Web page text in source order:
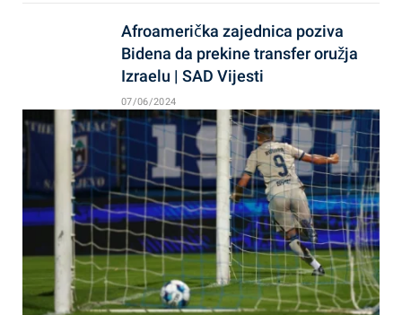
Afroamerička zajednica poziva
Bidena da prekine transfer oružja
Izraelu | SAD Vijesti
07/06/2024